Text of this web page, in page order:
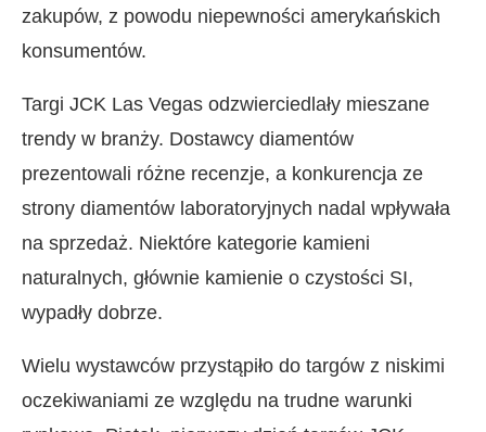
zakupów, z powodu niepewności amerykańskich
konsumentów.
Targi JCK Las Vegas odzwierciedlały mieszane
trendy w branży. Dostawcy diamentów
prezentowali różne recenzje, a konkurencja ze
strony diamentów laboratoryjnych nadal wpływała
na sprzedaż. Niektóre kategorie kamieni
naturalnych, głównie kamienie o czystości SI,
wypadły dobrze.
Wielu wystawców przystąpiło do targów z niskimi
oczekiwaniami ze względu na trudne warunki